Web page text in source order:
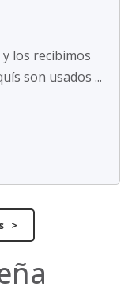
los recibimos
son usados ...
>